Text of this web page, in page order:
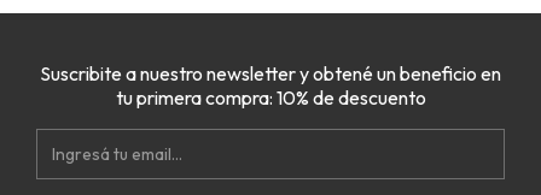
Suscribite a nuestro newsletter y obtené un beneficio en
tu primera compra: 10% de descuento